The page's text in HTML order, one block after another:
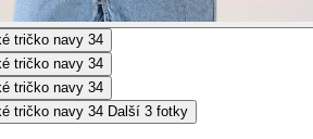
Další 3 fotky